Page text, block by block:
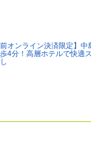
前オンライン決済限定】
4分！高層ホテルで快適